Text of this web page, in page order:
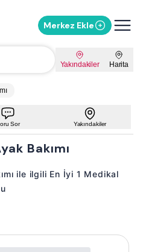
Merkez Ekle
Yakındakiler Harita
Sor Yakındakiler
Bakımı
ile ilgili En İyi 1 Medikal